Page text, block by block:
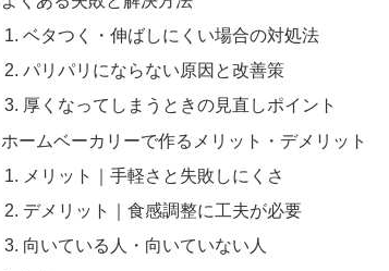
ベタつく・伸ばしにくい場合の対処法
パリパリにならない原因と改善策
厚くなってしまうときの見直しポイント
ホームベーカリーで作るメリット・デメリット
メリット｜手軽さと失敗しにくさ
デメリット｜食感調整に工夫が必要
向いている人・向いていない人